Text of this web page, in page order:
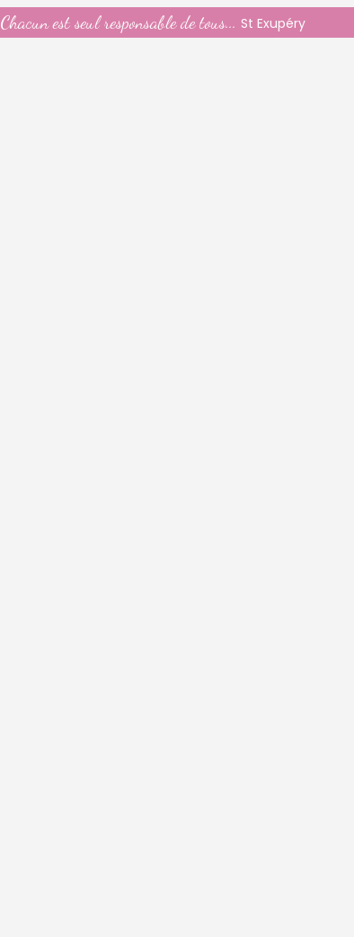
Chacun est seul responsable de tous... St Exupéry